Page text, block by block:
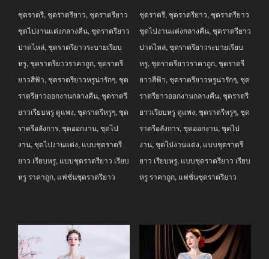
฿3,690.00.฿2,690.00.
ชุดราตรี, ชุดราตรียาว, ชุดราตรียาว
ชุดไปงานแต่งกลางคืน, ชุดราตรียาว
ปาดไหล่, ชุดราตรียาวระบายเรียบ
หรู, ชุดราตรียาวราคาถูก, ชุดราตรี
ยาวสีฟ้า, ชุดราตรียาวหรูน่ารักๆ, ชุด
ราตรียาวออกงานกลางคืน, ชุดราตรี
ยาวเรียบหรู ดูแพง, ชุดราตรีหรูๆ, ชุด
ราตรีอลังการ, ชุดออกงาน, ชุดไป
งาน, ชุดไปงานแต่ง, แบบชุดราตรี
ยาว เรียบหรู, แบบชุดราตรียาว เรียบ
หรู ราคาถูก, แฟชั่นชุดราตรียาว
฿3,690.00.฿2,690.00.
ชุดราตรี, ชุดราตรียาว, ชุดราตรียาว
ชุดไปงานแต่งกลางคืน, ชุดราตรียาว
ปาดไหล่, ชุดราตรียาวระบายเรียบ
หรู, ชุดราตรียาวราคาถูก, ชุดราตรี
ยาวสีฟ้า, ชุดราตรียาวหรูน่ารักๆ, ชุด
ราตรียาวออกงานกลางคืน, ชุดราตรี
ยาวเรียบหรู ดูแพง, ชุดราตรีหรูๆ, ชุด
ราตรีอลังการ, ชุดออกงาน, ชุดไป
งาน, ชุดไปงานแต่ง, แบบชุดราตรี
ยาว เรียบหรู, แบบชุดราตรียาว เรียบ
หรู ราคาถูก, แฟชั่นชุดราตรียาว